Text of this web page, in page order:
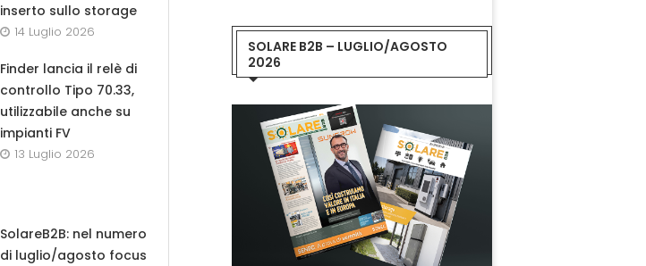
inserto sullo storage
14 Luglio 2026
Finder lancia il relè di
controllo Tipo 70.33,
utilizzabile anche su
impianti FV
13 Luglio 2026
SolareB2B: nel numero
di luglio/agosto focus
SOLARE B2B – LUGLIO/AGOSTO
2026